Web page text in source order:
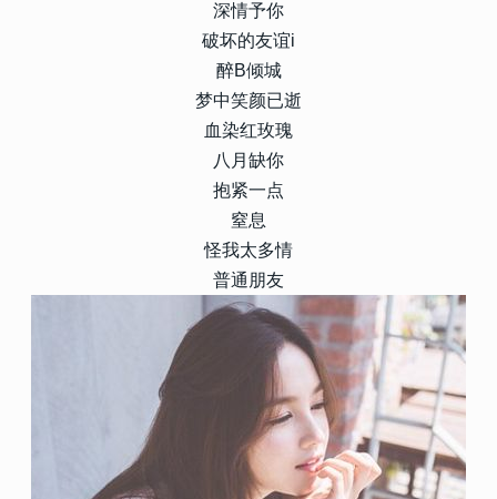
深情予你
破坏的友谊i
醉B倾城
梦中笑颜已逝
血染红玫瑰
八月缺你
抱紧一点
窒息
怪我太多情
普通朋友